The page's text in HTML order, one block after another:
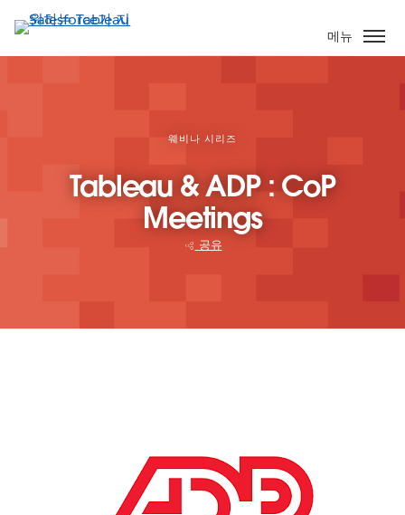
요
콘
메뉴
웨비나 시리즈
Tableau & ADP : CoP
Meetings
공유